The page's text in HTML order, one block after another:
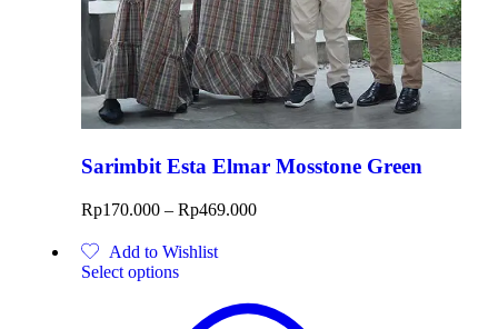
Sarimbit Esta Elmar Mosstone Green
Rp170.000 – Rp469.000
Add to Wishlist
Select options